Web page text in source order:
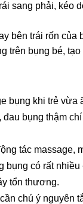
sang phải, kéo
bên trái rốn của
trên bụng bé, tạo
bụng khi trẻ vừa
bụng thậm
tác massage,
bụng có rất
tổn thương.
chú ý nguyên